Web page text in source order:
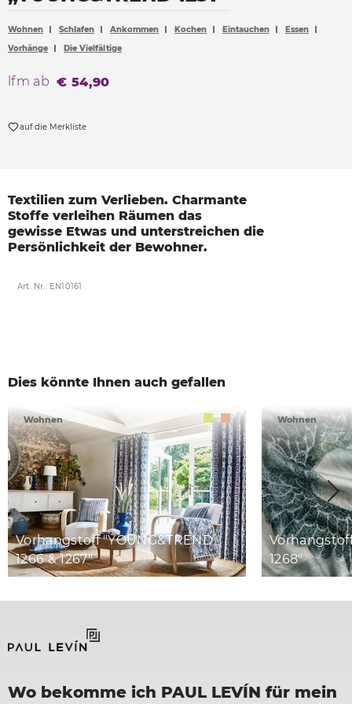
Möbelstoffe
Wohnen Schlafen Ankommen Kochen Eintauchen
Essen
Vorhänge
Die Vielfältige
lfm ab € 54,90
auf die Merkliste
Textilien zum Verlieben. Charmante
Stoffe verleihen Räumen das
gewisse Etwas und unterstreichen die
Persönlichkeit der Bewohner.
Art. Nr.: EN10161
Dies könnte Ihnen auch gefallen
Vorhangstoff "YOUNG&TREND
1266 & 1267"
Wohnen
1268"
Wohnen
Wo bekomme ich PAUL LEVÍN für mein